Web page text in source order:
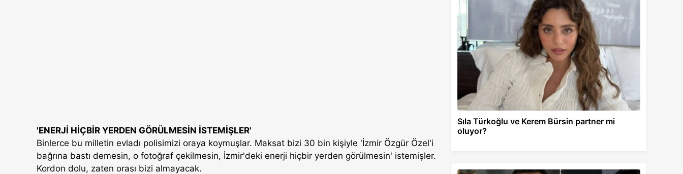
'ENERJİ HİÇBİR YERDEN GÖRÜLMESİN İSTEMİŞLER'
Binlerce bu milletin evladı polisimizi oraya koymuşlar. Maksat bizi 30 bin kişiyle 'İzmir Özgür Özel'i
bağrına bastı demesin, o fotoğraf çekilmesin, İzmir'deki enerji hiçbir yerden görülmesin' istemişler.
Kordon dolu, zaten orası bizi almayacak.
Sıla Türkoğlu ve Kerem Bürsin partner mi
oluyor?